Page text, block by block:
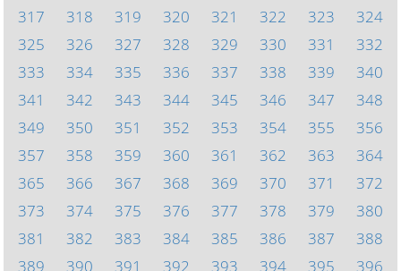
317
318 319 320 321 322 323
324
325
326 327 328 329 330 331
332
333
334 335 336 337 338 339
340
341
342 343 344 345 346 347
348
349
350 351 352 353 354 355
356
357
358 359 360 361 362 363
364
365
366 367 368 369 370 371
372
373
374 375 376 377 378 379
380
381
382 383 384 385 386 387
388
389
390 391 392 393 394 395 396